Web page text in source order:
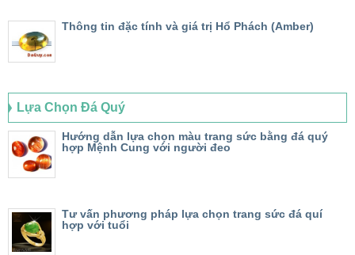
Thông tin đặc tính và giá trị Hổ Phách (Amber)
Lựa Chọn Đá Quý
Hướng dẫn lựa chọn màu trang sức bằng đá quý
hợp Mệnh Cung với người đeo
Tư vấn phương pháp lựa chọn trang sức đá quí
hợp với tuổi